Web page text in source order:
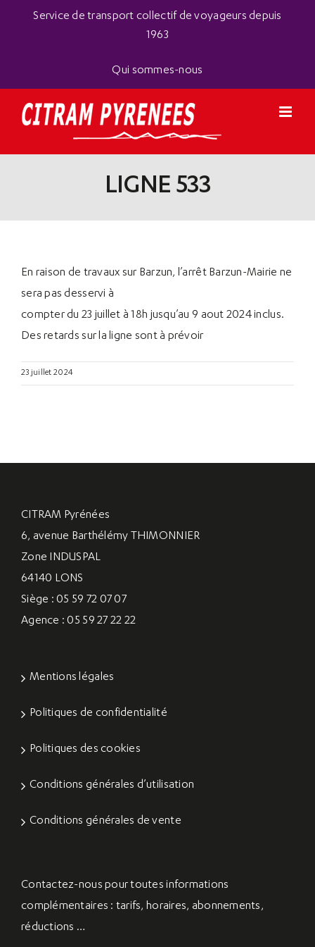
Service de transport collectif de voyageurs depuis
1963
Qui sommes-nous
LIGNE 533
En raison de travaux sur Barzun, l’arrêt Barzun-Mairie ne
sera pas desservi à
compter du 23 juillet à 18h jusqu’au 9 aout 2024 inclus.
Des retards sur la ligne sont à prévoir
23 juillet 2024
CITRAM Pyrénées
6, avenue Barthélémy THIMONNIER
Zone INDUSPAL
64140 LONS
Siège : 05 59 72 07 07
Agence : 05 59 27 22 22
Mentions légales
Politiques de confidentialité
Politiques des cookies
Conditions générales d’utilisation
Conditions générales de vente
Contactez-nous pour toutes informations
complémentaires : tarifs, horaires, abonnements,
réductions …
Panneau de gestion des cookies